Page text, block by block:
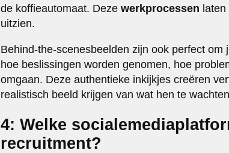
de koffieautomaat. Deze werkprocessen
uitzien.
Behind-the-scenesbeelden zijn ook perfect
hoe beslissingen worden genomen, hoe
omgaan. Deze authentieke inkijkjes creëren
realistisch beeld krijgen van wat hen te
4: Welke
recruitment?